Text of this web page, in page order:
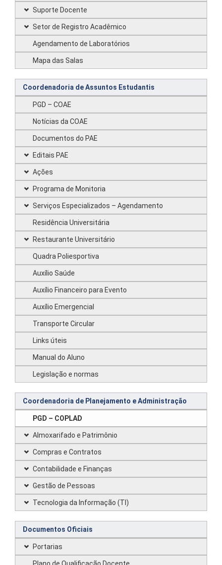
Suporte Docente
Setor de Registro Acadêmico
Agendamento de Laboratórios
Mapa das Salas
Coordenadoria de Assuntos Estudantis
PGD – COAE
Notícias da COAE
Documentos do PAE
Editais PAE
Ações
Programa de Monitoria
Serviços Especializados – Agendamento
Residência Universitária
Restaurante Universitário
Quadra Poliesportiva
Auxílio Saúde
Auxílio Financeiro para Evento
Auxílio Emergencial
Transporte Circular
Links úteis
Manual do Aluno
Legislação e normas
Coordenadoria de Planejamento e Administração
PGD – COPLAD
Almoxarifado e Patrimônio
Compras e Contratos
Contabilidade e Finanças
Gestão de Pessoas
Tecnologia da Informação (TI)
Documentos Oficiais
Portarias